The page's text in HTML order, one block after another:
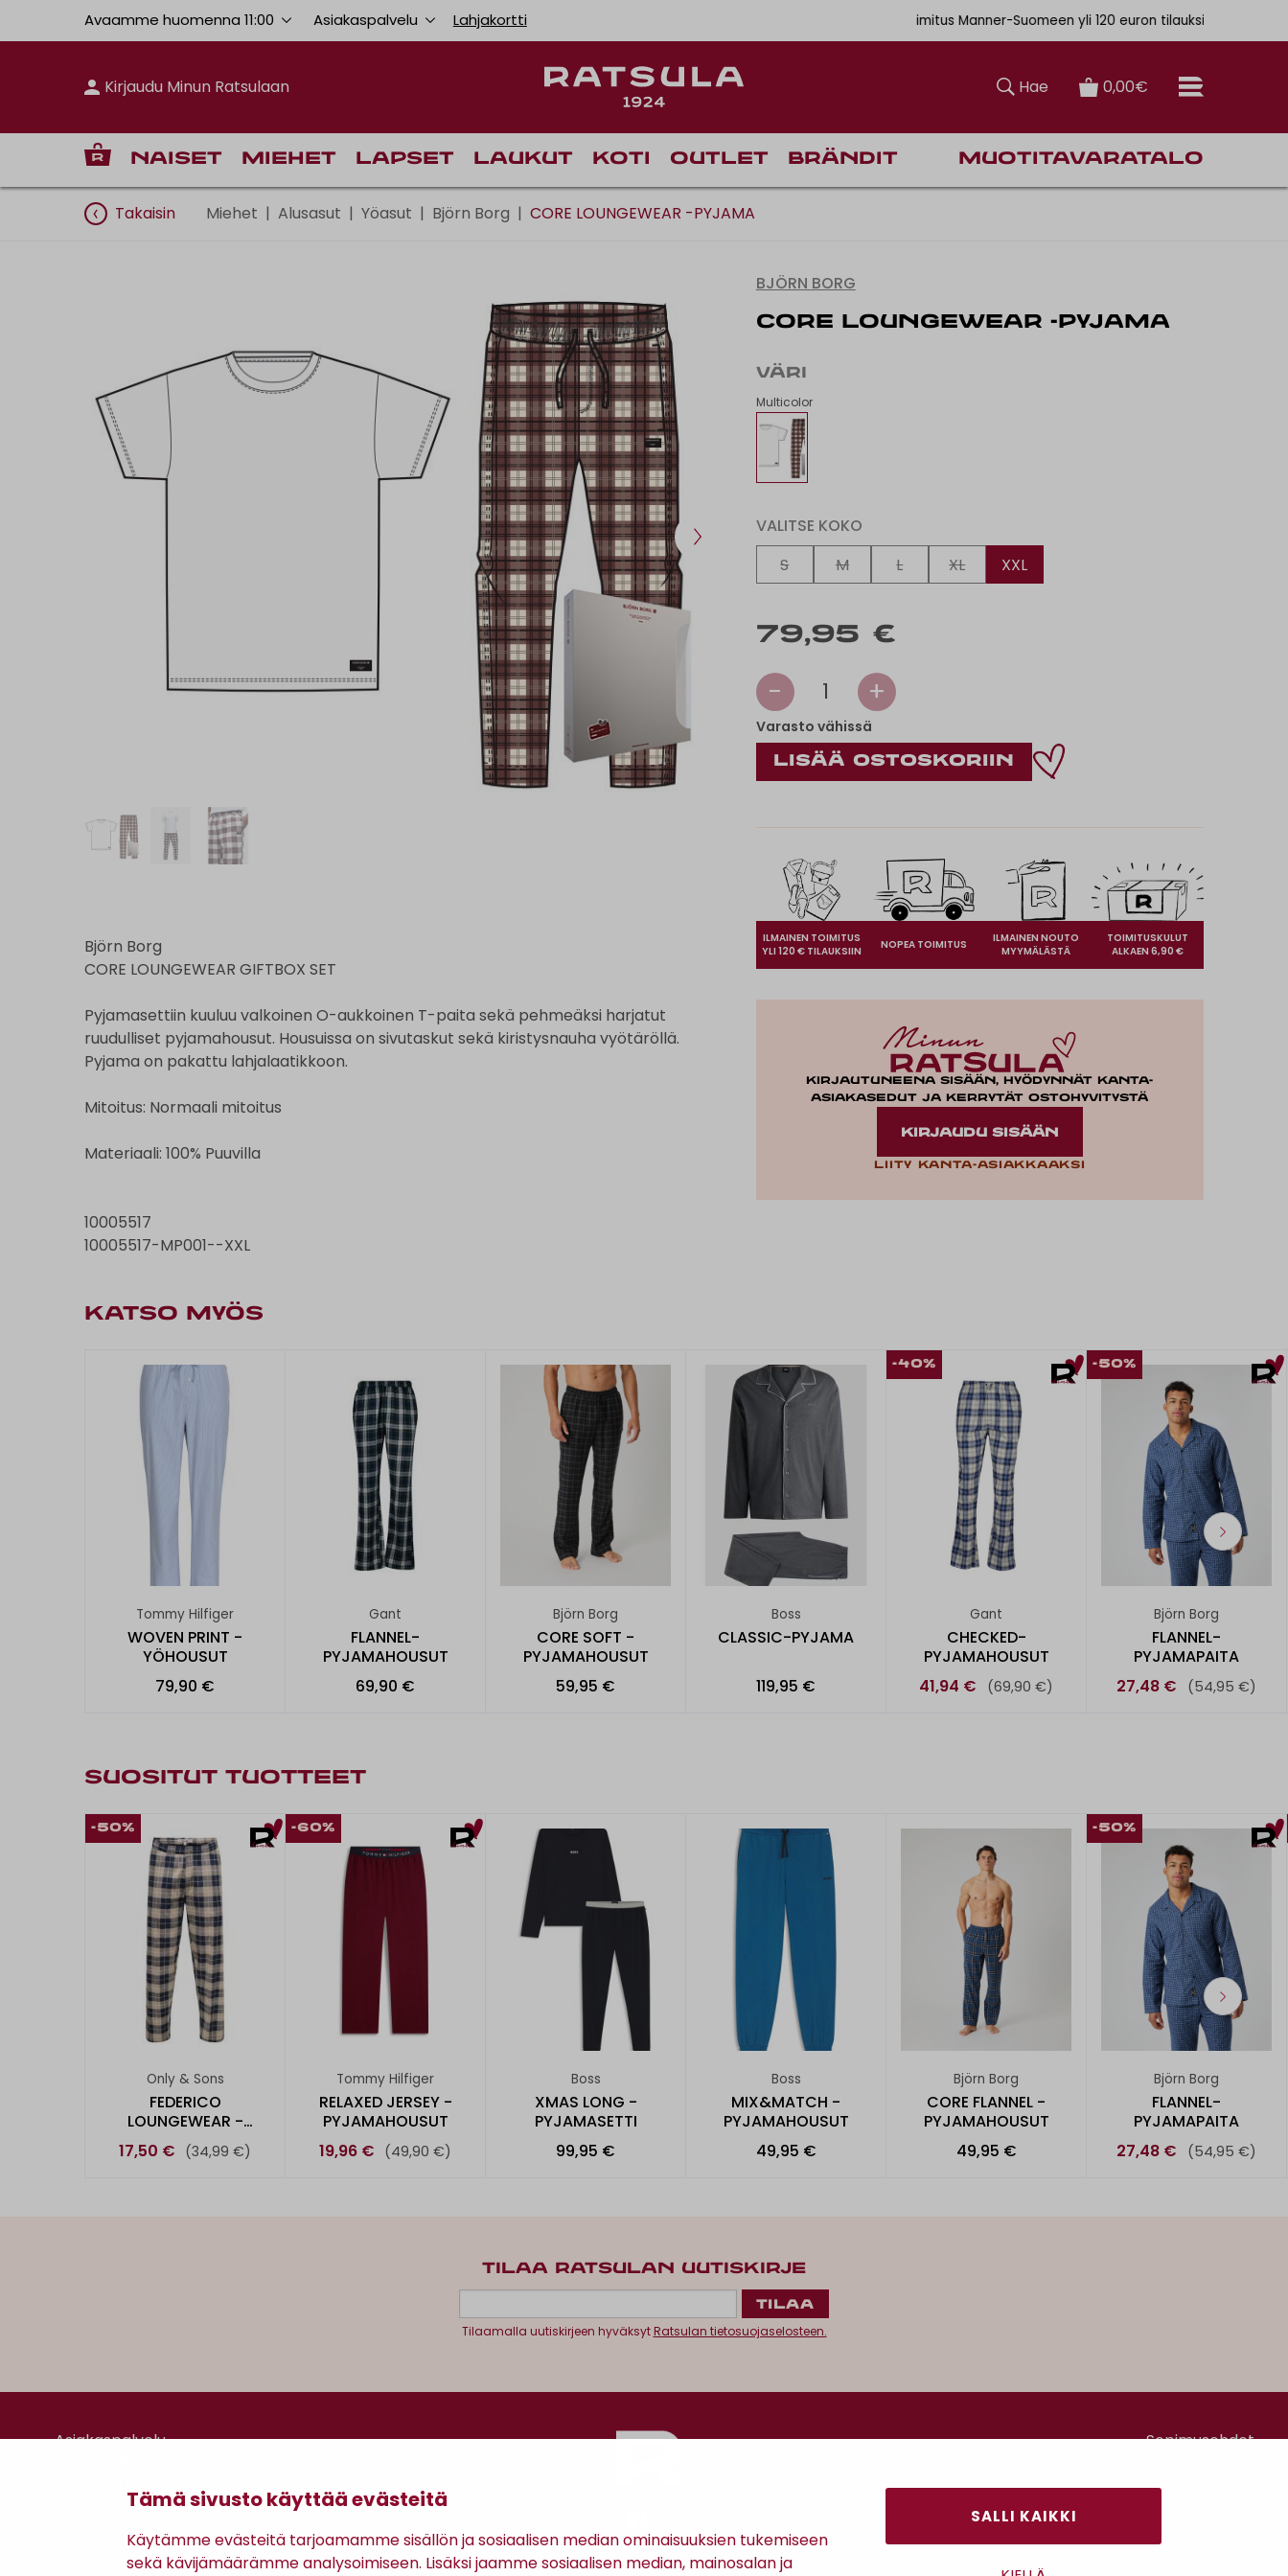
Tämä sivusto käyttää evästeitä
Käytämme evästeitä tarjoamamme sisällön ja sosiaalisen median ominaisuuksien tukemiseen
sekä kävijämäärämme analysoimiseen. Lisäksi jaamme sosiaalisen median, mainosalan ja
SALLI KAIKKI
Avaamme huomenna 11:00 Asiakaspalvelu Lahjakortti Ilmainen toimitus Manner-Suomeen yli 120 euron tilauksiin
Kirjaudu Minun Ratsulaan Hae 0,00€
Naiset Miehet Lapset Laukut Koti Outlet Brändit Muotitavaratalo
Takaisin Miehet | Alusasut | Yöasut | Björn Borg | CORE LOUNGEWEAR -PYJAMA
Björn Borg
CORE LOUNGEWEAR GIFTBOX SET
Pyjamasettiin kuuluu valkoinen O-aukkoinen T-paita sekä pehmeäksi harjatut
ruudulliset pyjamahousut. Housuissa on sivutaskut sekä kiristysnauha vyötäröllä.
Pyjama on pakattu lahjalaatikkoon.
Mitoitus: Normaali mitoitus
Materiaali: 100% Puuvilla
10005517
10005517-MP001--XXL
BJÖRN BORG
CORE LOUNGEWEAR -PYJAMA
VÄRI
Multicolor
VALITSE KOKO
S
M L XL XXL
79,95 €
- 1 +
Varasto vähissä
ILMAINEN TOIMITUS
YLI 120 € TILAUKSIIN
NOPEA TOIMITUS
ILMAINEN NOUTO
MYYMÄLÄSTÄ
TOIMITUSKULUT
ALKAEN 6,90 €
Kirjautuneena sisään, hyödynnät kanta-
asiakasedut ja kerrytät ostohyvitystä
KIRJAUDU SISÄÄN
Liity kanta-asiakkaaksi
KATSO MYÖS
Tommy Hilfiger
WOVEN PRINT -
YÖHOUSUT
79,90 €
Gant
FLANNEL-
PYJAMAHOUSUT
69,90 €
Björn Borg
CORE SOFT -
PYJAMAHOUSUT
59,95 €
Boss
CLASSIC-PYJAMA
119,95 €
-40%
Gant
CHECKED-
PYJAMAHOUSUT
41,94 €
(69,90 €)
-50%
Björn Borg
FLANNEL-
PYJAMAPAITA
27,48 €
(54,95 €)
SUOSITUT TUOTTEET
-50%
Only & Sons
FEDERICO
LOUNGEWEAR -
HOUSUT
17,50 € (34,99 €)
-60%
Tommy Hilfiger
RELAXED JERSEY -
PYJAMAHOUSUT
19,96 € (49,90 €)
Boss
XMAS LONG -
PYJAMASETTI
99,95 €
Boss
MIX&MATCH -
PYJAMAHOUSUT
49,95 €
Björn Borg
CORE FLANNEL -
PYJAMAHOUSUT
49,95 €
-50%
Björn Borg
FLANNEL-
PYJAMAPAITA
27,48 €
(54,95 €)
TILAA RATSULAN UUTISKIRJE
Tilaamalla uutiskirjeen hyväksytRatsulan tietosuojaselosteen.
Asiakaspalvelu
Gomee Ratsula Café
Antinkatu 17, 28100 Pori
Sopimusehdot